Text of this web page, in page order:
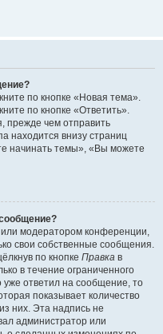
по кнопке «Новая тема».
по кнопке «Ответить».
прежде чем отправить
находится внизу страниц
начинать темы», «Вы можете
модератором конференции,
свои собственные сообщения.
по кнопке Правка в
в течение ограниченного
уже ответил на сообщение, то
показывает количество
них. Эта надпись не
администратор или